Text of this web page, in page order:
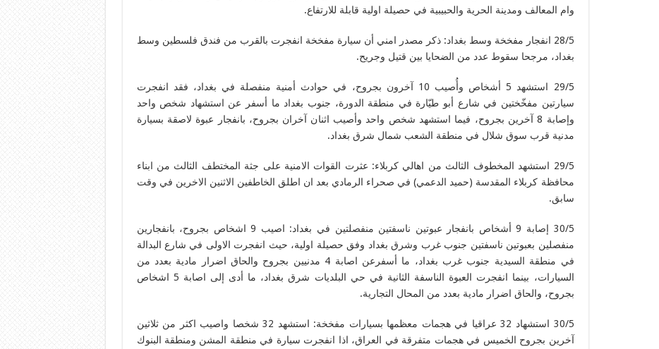
وام المعالف ومدينة الحرية والحبيبية في حصيلة اولية قابلة للارتفاع.
28/5 انفجار مفخخة وسط بغداد: ذكر مصدر امني أن سيارة مفخخة انفجرت بالقرب من فندق فلسطين وسط
بغداد، مرجحا سقوط عدد من الضحايا بين قتيل وجريح.
29/5 استشهد 5 أشخاص وأُصيب 10 آخرون بجروح، في حوادث أمنية منفصلة في بغداد، فقد انفجرت
سيارتين مفخّختين في شارع أبو طيّارة في منطقة الدورة، جنوب بغداد ما أسفر عن استشهاد شخص واحد
وإصابة 8 آخرين بجروح، فيما استشهد شخص واحد وأصيب اثنان آخران بجروح، بانفجار عبوة لاصقة بسيارة
مدنية قرب سوق شلال في منطقة الشعب شمال شرق بغداد.
29/5 استشهد المخطوف الثالث من اهالي كربلاء: عثرت القوات الامنية على جثة المختطف الثالث من ابناء
محافظة كربلاء المقدسة (حميد الدعمي) في صحراء الرمادي بعد ان اطلق الخاطفين الاثنين الاخرين في وقت
سابق.
30/5 إصابة 9 أشخاص بانفجار عبوتين ناسفتين منفصلتين في بغداد: اصيب 9 اشخاص بجروح، بانفجارين
منفصلين بعبوتين ناسفتين جنوب غرب وشرق بغداد وفق حصيلة اولية، حيث انفجرت الاولى في شارع البدالة
في منطقة السيدية جنوب غرب بغداد، ما أسفرعن اصابة 4 مدنيين بجروح والحاق اضرار مادية بعدد من
السيارات، بينما انفجرت العبوة الناسفة الثانية في حي البلديات شرق بغداد، ما أدى إلى اصابة 5 اشخاص
بجروح، والحاق اضرار مادية بعدد من المحال التجارية.
30/5 استشهاد 32 عراقيا في هجمات معظمها بسيارات مفخخة: استشهد 32 شخصا واصيب اكثر من ثلاثين
آخرين بجروح الخميس في هجمات متفرقة في العراق، اذا انفجرت سيارة في منطقة المشن ومنطقة البنوك